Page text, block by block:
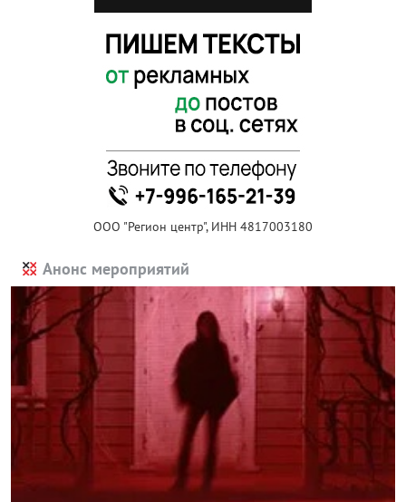
ООО "Регион центр", ИНН 4817003180
Анонс мероприятий